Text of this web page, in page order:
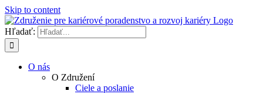
Skip to content
Hľadať:
O nás
O Združení
Ciele a poslanie